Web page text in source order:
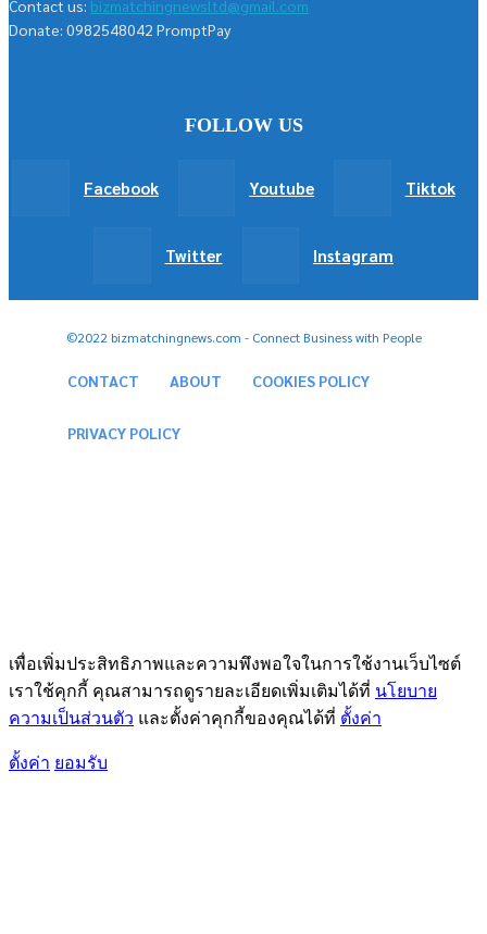
Contact us: bizmatchingnewsltd@gmail.com
Donate: 0982548042 PromptPay
FOLLOW US
Facebook Youtube Tiktok
Twitter Instagram
©2022 bizmatchingnews.com - Connect Business with People
CONTACT ABOUT COOKIES POLICY
PRIVACY POLICY
เพื่อเพิ่มประสิทธิภาพและความพึงพอใจในการใช้งานเว็บไซต์
เราใช้คุกกี้ คุณสามารถดูรายละเอียดเพิ่มเติมได้ที่ นโยบาย
ความเป็นส่วนตัว และตั้งค่าคุกกี้ของคุณได้ที่ ตั้งค่า
ตั้งค่า ยอมรับ